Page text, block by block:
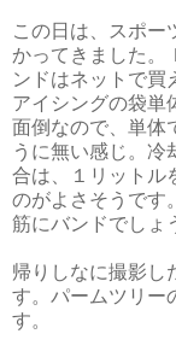
この日は、スポー
かってきました。
ンドはネットで買
アイシングの袋単
面倒なので、単体
うに無い感じ。冷
合は、１リットル
のがよさそうです
筋にバンドでしょ
帰りしなに撮影し
す。パームツリー
す。